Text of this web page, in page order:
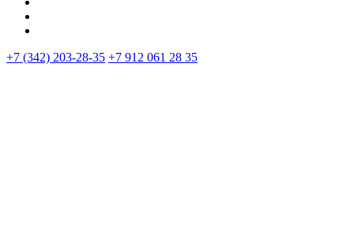
+7 (342) 203-28-35 +7 912 061 28 35